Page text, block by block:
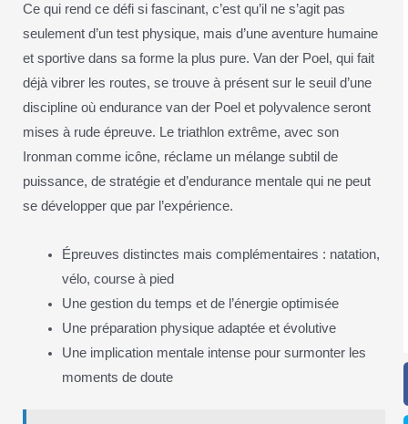
Ce qui rend ce défi si fascinant, c’est qu’il ne s’agit pas
seulement d’un test physique, mais d’une aventure humaine
et sportive dans sa forme la plus pure. Van der Poel, qui fait
déjà vibrer les routes, se trouve à présent sur le seuil d’une
discipline où endurance van der Poel et polyvalence seront
mises à rude épreuve. Le triathlon extrême, avec son
Ironman comme icône, réclame un mélange subtil de
puissance, de stratégie et d’endurance mentale qui ne peut
se développer que par l’expérience.
Épreuves distinctes mais complémentaires : natation,
vélo, course à pied
Une gestion du temps et de l’énergie optimisée
Une préparation physique adaptée et évolutive
Une implication mentale intense pour surmonter les
moments de doute